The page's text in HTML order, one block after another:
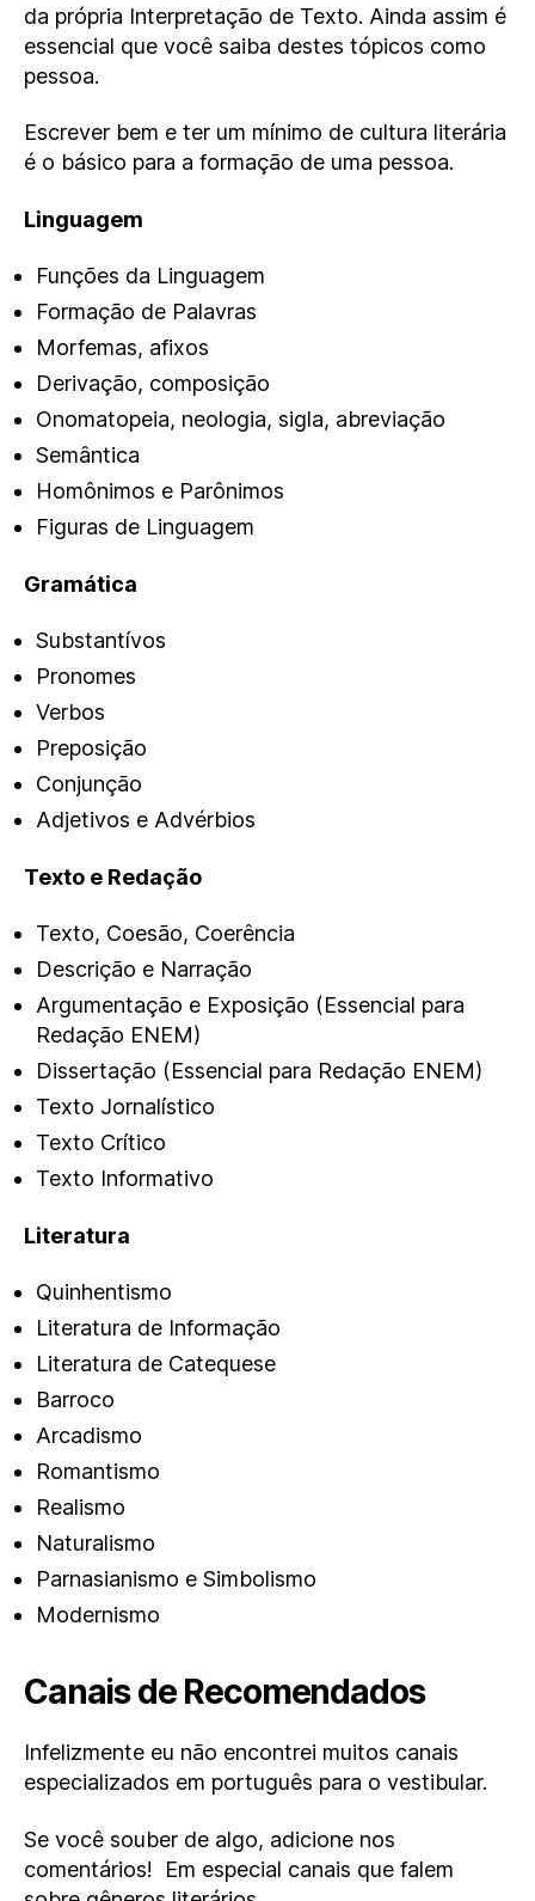
da própria Interpretação de Texto. Ainda assim é
essencial que você saiba destes tópicos como
pessoa.
Escrever bem e ter um mínimo de cultura literária
é o básico para a formação de uma pessoa.
Linguagem
Funções da Linguagem
Formação de Palavras
Morfemas, afixos
Derivação, composição
Onomatopeia, neologia, sigla, abreviação
Semântica
Homônimos e Parônimos
Figuras de Linguagem
Gramática
Substantívos
Pronomes
Verbos
Preposição
Conjunção
Adjetivos e Advérbios
Texto e Redação
Texto, Coesão, Coerência
Descrição e Narração
Argumentação e Exposição (Essencial para
Redação ENEM)
Dissertação (Essencial para Redação ENEM)
Texto Jornalístico
Texto Crítico
Texto Informativo
Literatura
Quinhentismo
Literatura de Informação
Literatura de Catequese
Barroco
Arcadismo
Romantismo
Realismo
Naturalismo
Parnasianismo e Simbolismo
Modernismo
Canais de Recomendados
Infelizmente eu não encontrei muitos canais
especializados em português para o vestibular.
Se você souber de algo, adicione nos
comentários! Em especial canais que falem